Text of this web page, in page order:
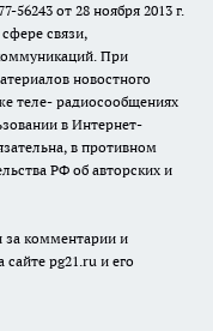
от 28 ноября 2013 г.
связи,
При
новостного
теле- радиосообщениях
в Интернет-
в противном
РФ об авторских и
за комментарии и
pg21.ru и его